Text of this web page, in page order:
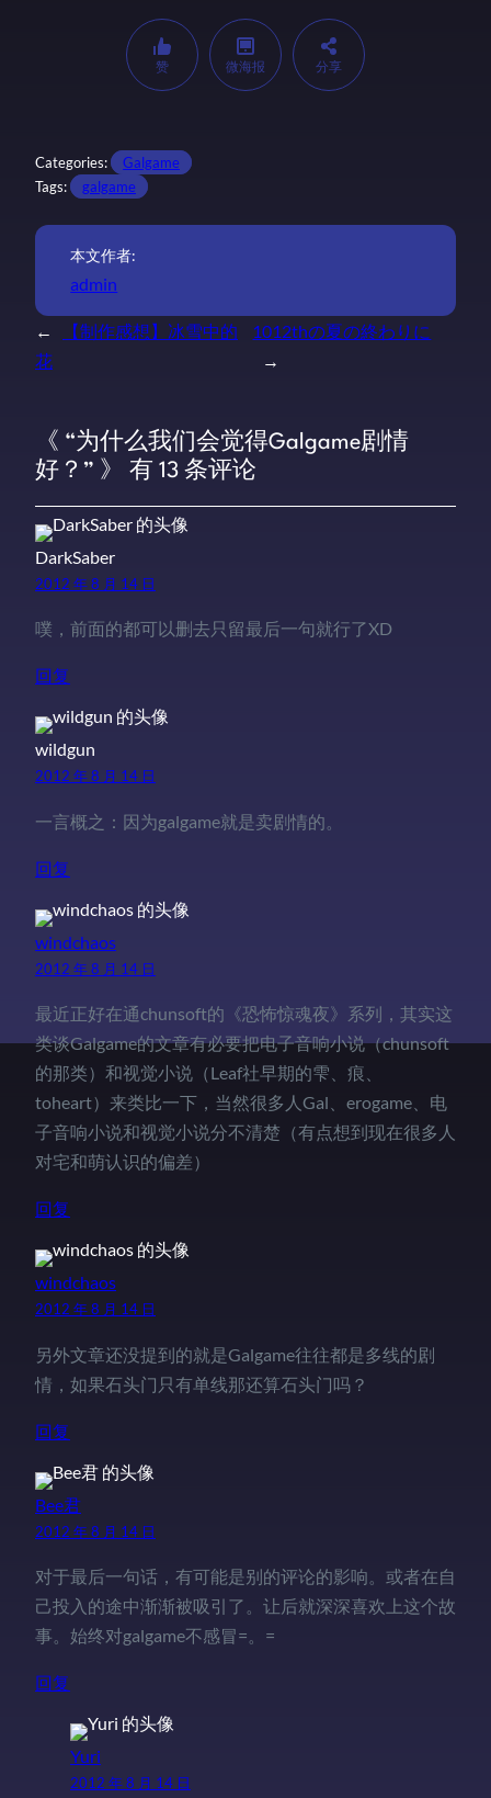
赞 微海报 分享
Categories:
Galgame
Tags:
galgame
本文作者:
admin
←
【制作感想】冰雪中的
花
1012thの夏の終わりに
→
《 “为什么我们会觉得Galgame剧情
好？” 》 有 13 条评论
DarkSaber
2012 年 8 月 14 日
噗，前面的都可以删去只留最后一句就行了XD
回复
wildgun
2012 年 8 月 14 日
一言概之：因为galgame就是卖剧情的。
回复
windchaos
2012 年 8 月 14 日
最近正好在通chunsoft的《恐怖惊魂夜》系列，其实这
类谈Galgame的文章有必要把电子音响小说（chunsoft
的那类）和视觉小说（Leaf社早期的雫、痕、
toheart）来类比一下，当然很多人Gal、erogame、电
子音响小说和视觉小说分不清楚（有点想到现在很多人
对宅和萌认识的偏差）
回复
windchaos
2012 年 8 月 14 日
另外文章还没提到的就是Galgame往往都是多线的剧
情，如果石头门只有单线那还算石头门吗？
回复
Bee君
2012 年 8 月 14 日
对于最后一句话，有可能是别的评论的影响。或者在自
己投入的途中渐渐被吸引了。让后就深深喜欢上这个故
事。始终对galgame不感冒=。=
回复
Yuri
2012 年 8 月 14 日